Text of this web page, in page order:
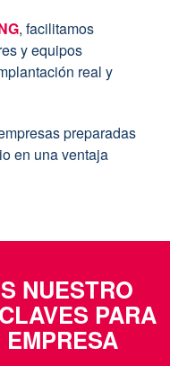
, facilitamos
y equipos
real y
preparadas
en una ventaja
NUESTRO
PARA